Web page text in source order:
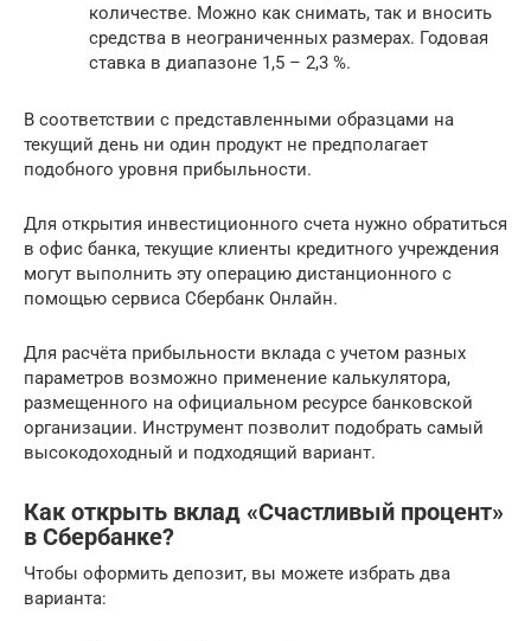
количестве. Можно как снимать, так и вносить
средства в неограниченных размерах. Годовая
ставка в диапазоне 1,5 – 2,3 %.
В соответствии с представленными образцами на
текущий день ни один продукт не предполагает
подобного уровня прибыльности.
Для открытия инвестиционного счета нужно обратиться
в офис банка, текущие клиенты кредитного учреждения
могут выполнить эту операцию дистанционного с
помощью сервиса Сбербанк Онлайн.
Для расчёта прибыльности вклада с учетом разных
параметров возможно применение калькулятора,
размещенного на официальном ресурсе банковской
организации. Инструмент позволит подобрать самый
высокодоходный и подходящий вариант.
Как открыть вклад «Счастливый процент»
в Сбербанке?
Чтобы оформить депозит, вы можете избрать два
варианта: